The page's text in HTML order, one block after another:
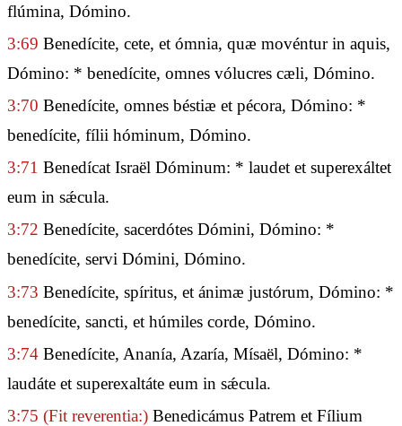
flúmina, Dómino.
3:69 Benedícite, cete, et ómnia, quæ movéntur in aquis,
Dómino: * benedícite, omnes vólucres cæli, Dómino.
3:70 Benedícite, omnes béstiæ et pécora, Dómino: *
benedícite, fílii hóminum, Dómino.
3:71 Benedícat Israël Dóminum: * laudet et superexáltet
eum in sǽcula.
3:72 Benedícite, sacerdótes Dómini, Dómino: *
benedícite, servi Dómini, Dómino.
3:73 Benedícite, spíritus, et ánimæ justórum, Dómino: *
benedícite, sancti, et húmiles corde, Dómino.
3:74 Benedícite, Ananía, Azaría, Mísaël, Dómino: *
laudáte et superexaltáte eum in sǽcula.
3:75 (Fit reverentia:) Benedicámus Patrem et Fílium